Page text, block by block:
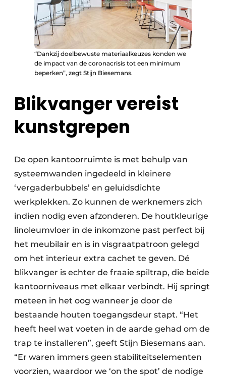
“Dankzij doelbewuste materiaalkeuzes konden we
de impact van de coronacrisis tot een minimum
beperken”, zegt Stijn Biesemans.
Blikvanger vereist
kunstgrepen
De open kantoorruimte is met behulp van
systeemwanden ingedeeld in kleinere
‘vergaderbubbels’ en geluidsdichte
werkplekken. Zo kunnen de werknemers zich
indien nodig even afzonderen. De houtkleurige
linoleumvloer in de inkomzone past perfect bij
het meubilair en is in visgraatpatroon gelegd
om het interieur extra cachet te geven. Dé
blikvanger is echter de fraaie spiltrap, die beide
kantoorniveaus met elkaar verbindt. Hij springt
meteen in het oog wanneer je door de
bestaande houten toegangsdeur stapt. “Het
heeft heel wat voeten in de aarde gehad om de
trap te installeren”, geeft Stijn Biesemans aan.
“Er waren immers geen stabiliteitselementen
voorzien, waardoor we ‘on the spot’ de nodige